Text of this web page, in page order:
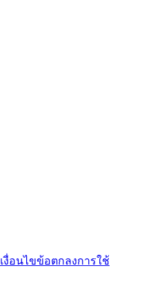
เงื่อนไขข้อตกลงการใช้